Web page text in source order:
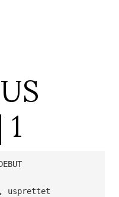
usprettet